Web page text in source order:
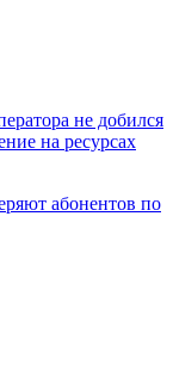
не добился
на ресурсах
абонентов по